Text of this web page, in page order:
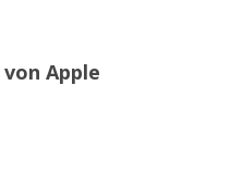
Apple